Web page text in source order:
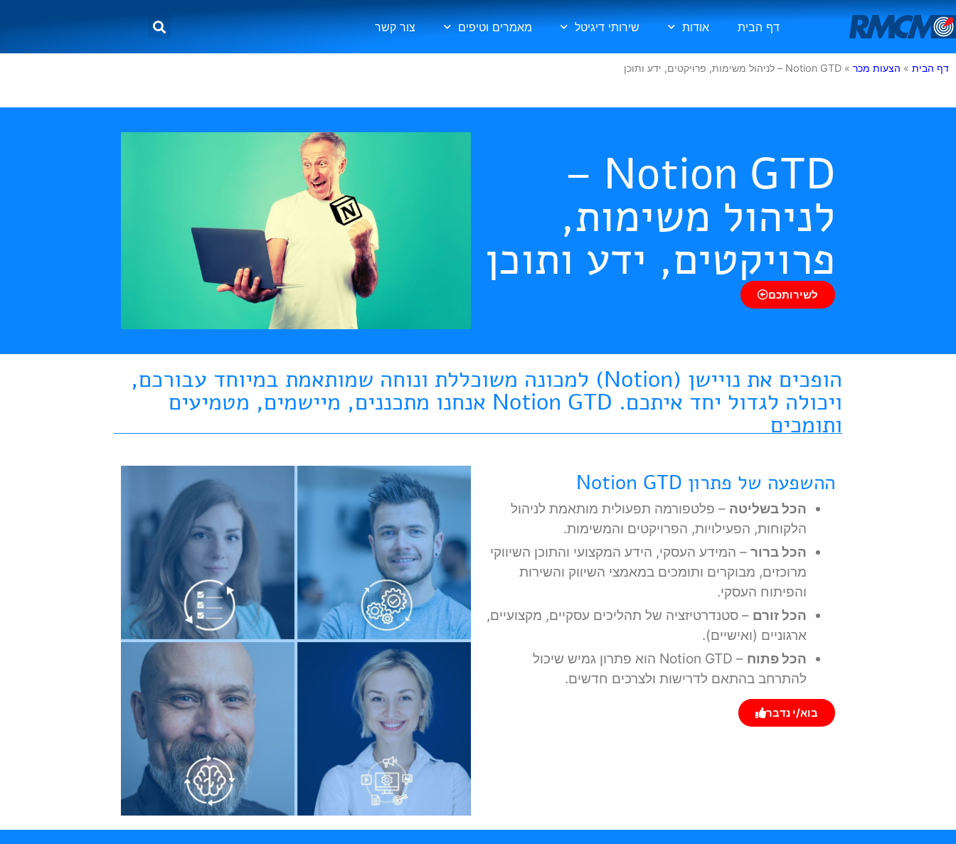
דף הבית אודות שירותי דיגיטל מאמרים וטיפים צור קשר
דף הבית » הצעות מכר » Notion GTD – לניהול משימות, פרויקטים, ידע ותוכן
Notion GTD –
לניהול משימות,
פרויקטים, ידע ותוכן
לשירותכם
הופכים את נויישן (Notion) למכונה משוכללת ונוחה שמותאמת במיוחד עבורכם,
ויכולה לגדול יחד איתכם. Notion GTD אנחנו מתכננים, מיישמים, מטמיעים
ותומכים
ההשפעה של פתרון Notion GTD
הכל בשליטה – פלטפורמה תפעולית מותאמת לניהול
הלקוחות, הפעילויות, הפרויקטים והמשימות.
הכל ברור – המידע העסקי, הידע המקצועי והתוכן השיווקי
מרוכזים, מבוקרים ותומכים במאמצי השיווק והשירות
והפיתוח העסקי.
הכל זורם – סטנדרטיזציה של תהליכים עסקיים, מקצועיים,
ארגוניים (ואישיים).
הכל פתוח
– Notion GTD הוא פתרון גמיש שיכול
להתרחב בהתאם לדרישות ולצרכים חדשים.
בוא/י נדבר